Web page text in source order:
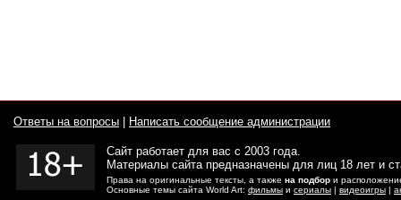
Ответы на вопросы Написать сообщение администрации
Сайт работает для вас с 2003 года.
Материалы сайта предназначены для лиц 18 лет и
Права на оригинальные тексты, а также на подбор и
Основные темы сайта World Art: фильмы и сериалы | видеоигры |